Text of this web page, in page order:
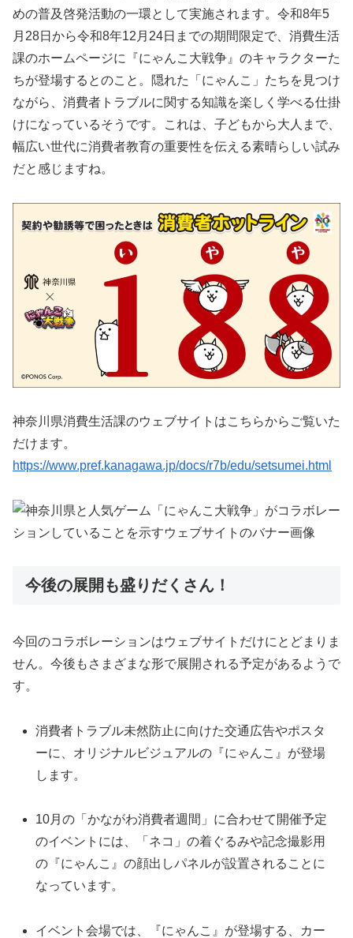
めの普及啓発活動の一環として実施されます。令和8年5
月28日から令和8年12月24日までの期間限定で、消費生活
課のホームページに『にゃんこ大戦争』のキャラクターた
ちが登場するとのこと。隠れた「にゃんこ」たちを見つけ
ながら、消費者トラブルに関する知識を楽しく学べる仕掛
けになっているそうです。これは、子どもから大人まで、
幅広い世代に消費者教育の重要性を伝える素晴らしい試み
だと感じますね。
神奈川県消費生活課のウェブサイトはこちらからご覧いた
だけます。
https://www.pref.kanagawa.jp/docs/r7b/edu/setsumei.html
今後の展開も盛りだくさん！
今回のコラボレーションはウェブサイトだけにとどまりま
せん。今後もさまざまな形で展開される予定があるようで
す。
消費者トラブル未然防止に向けた交通広告やポスタ
ーに、オリジナルビジュアルの『にゃんこ』が登場
します。
10月の「かながわ消費者週間」に合わせて開催予定
のイベントには、「ネコ」の着ぐるみや記念撮影用
の『にゃんこ』の顔出しパネルが設置されることに
なっています。
イベント会場では、『にゃんこ』が登場する、カー